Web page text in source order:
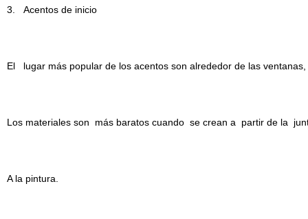
3. Acentos de inicio
El lugar más popular de los acentos son alrededor de las
Los materiales son más baratos cuando se crean a partir de la
A la pintura.